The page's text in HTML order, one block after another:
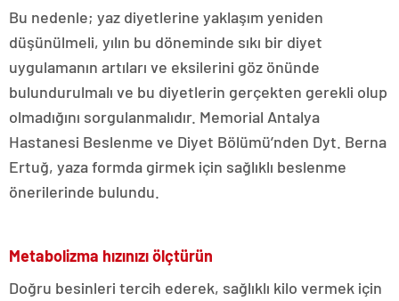
Bu nedenle; yaz diyetlerine yaklaşım yeniden
düşünülmeli, yılın bu döneminde sıkı bir diyet
uygulamanın artıları ve eksilerini göz önünde
bulundurulmalı ve bu diyetlerin gerçekten gerekli olup
olmadığını sorgulanmalıdır. Memorial Antalya
Hastanesi Beslenme ve Diyet Bölümü’nden Dyt. Berna
Ertuğ, yaza formda girmek için sağlıklı beslenme
önerilerinde bulundu.
Metabolizma hızınızı ölçtürün
Doğru besinleri tercih ederek, sağlıklı kilo vermek için